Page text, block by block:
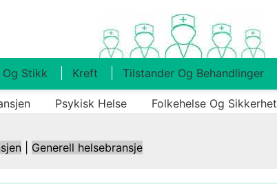
Stikk Kreft Tilstander Og Behandlinger
Psykisk Helse Folkehelse Og Sikkerhet
Generell helsebransje